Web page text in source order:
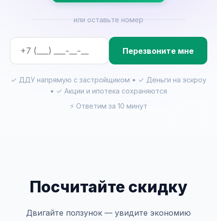
или оставьте номер
Перезвоните мне
✓ ДДУ напрямую с застройщиком • ✓ Деньги на эскроу
• ✓ Акции и ипотека сохраняются
⚡ Ответим за 10 минут
Посчитайте скидку
Двигайте ползунок — увидите экономию